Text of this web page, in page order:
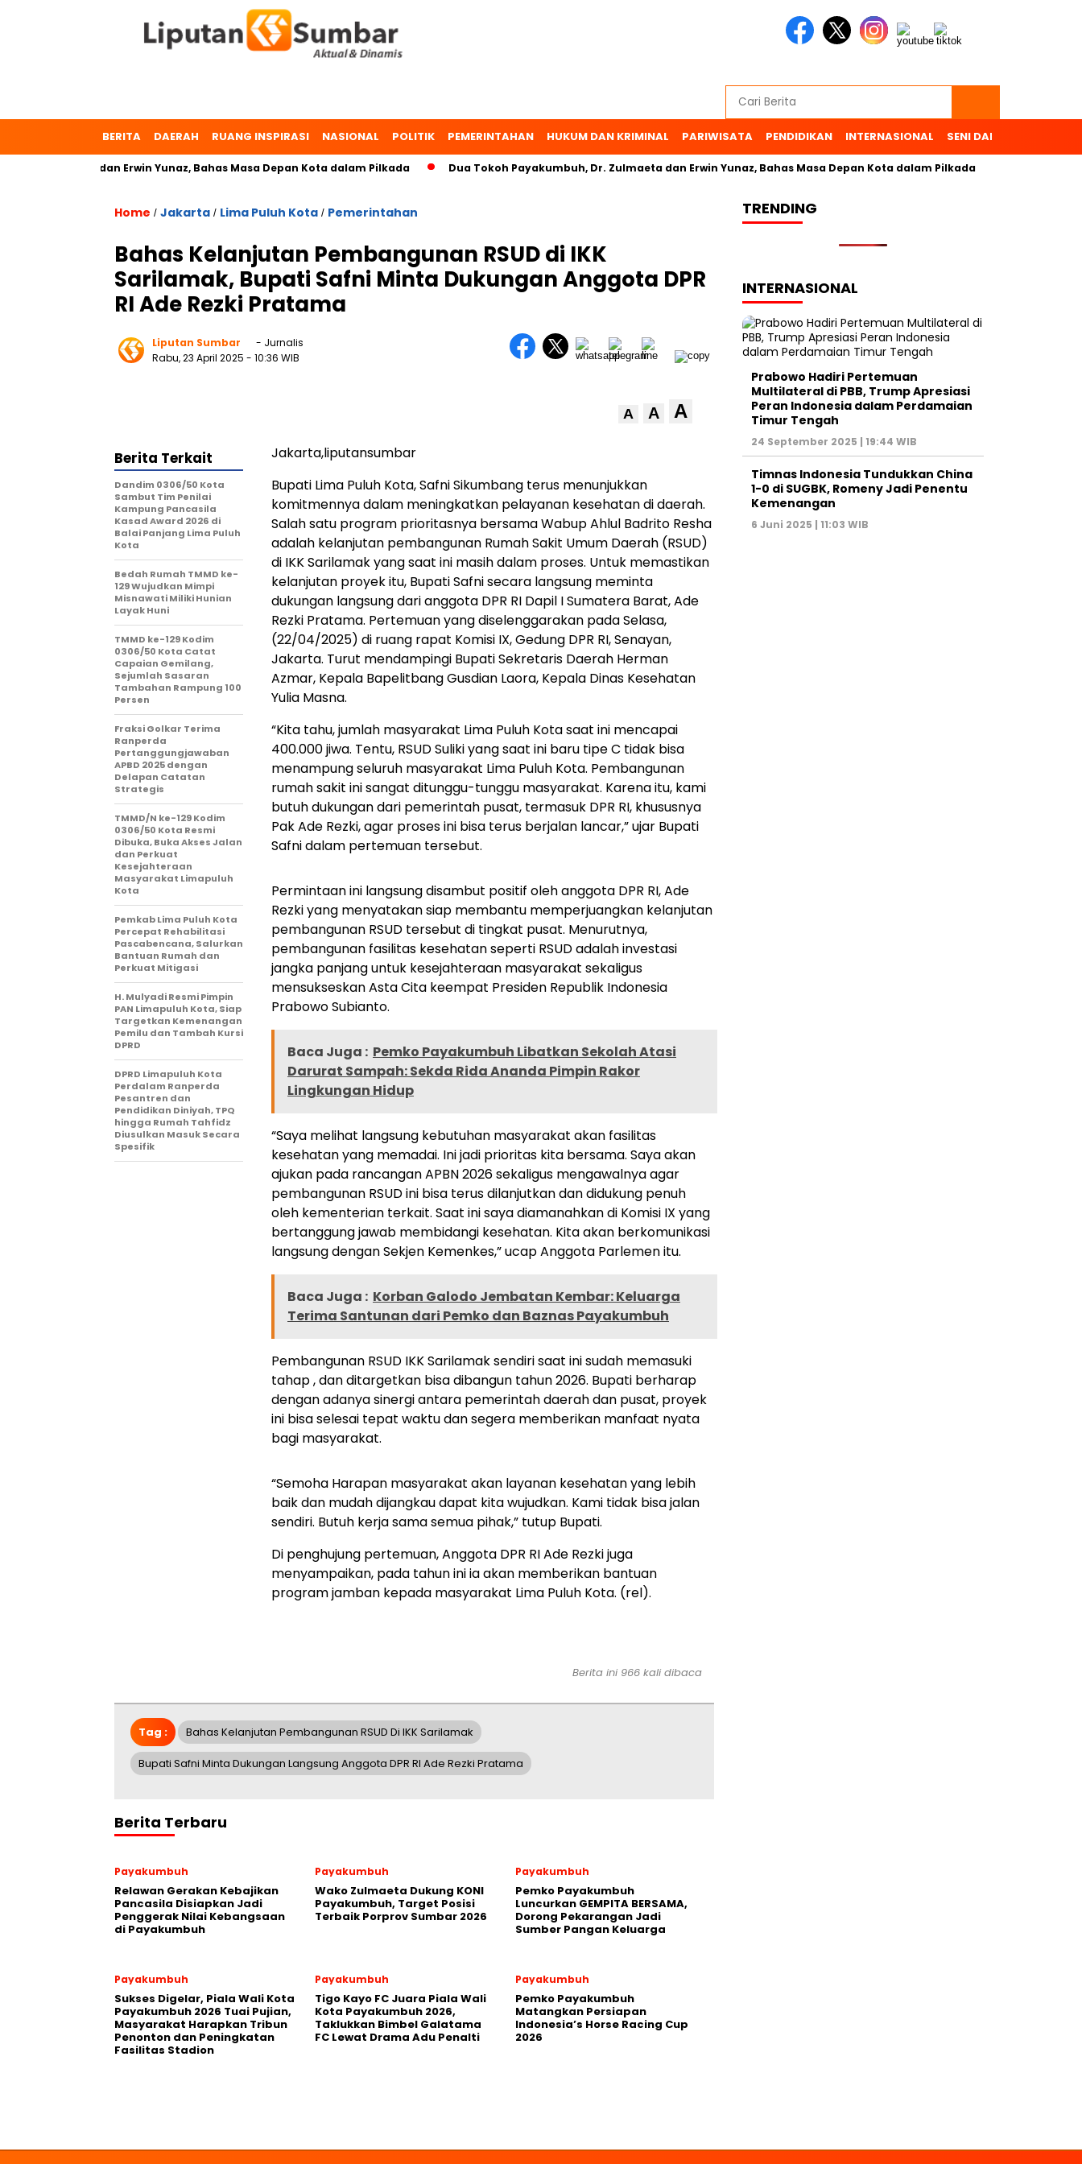
BERITA DAERAH RUANG INSPIRASI NASIONAL POLITIK PEMERINTAHAN HUKUM DAN KRIMINAL PARIWISATA PENDIDIKAN INTERNASIONAL SENI DAN BUDAYA
Zulmaeta dan Erwin Yunaz, Bahas Masa Depan Kota dalam Pilkada Dua Tokoh Payakumbuh, Dr. Zulmaeta dan Erwin Yunaz, Bahas Masa Depan Kota dalam Pilkada
Home / Jakarta / Lima Puluh Kota / Pemerintahan
Bahas Kelanjutan Pembangunan RSUD di IKK
Sarilamak, Bupati Safni Minta Dukungan Anggota DPR
RI Ade Rezki Pratama
Liputan Sumbar
- Jurnalis
Rabu, 23 April 2025 - 10:36 WIB
A A A
Jakarta,liputansumbar
Bupati Lima Puluh Kota, Safni Sikumbang terus menunjukkan
komitmennya dalam meningkatkan pelayanan kesehatan di daerah.
Salah satu program prioritasnya bersama Wabup Ahlul Badrito Resha
adalah kelanjutan pembangunan Rumah Sakit Umum Daerah (RSUD)
di IKK Sarilamak yang saat ini masih dalam proses. Untuk memastikan
kelanjutan proyek itu, Bupati Safni secara langsung meminta
dukungan langsung dari anggota DPR RI Dapil I Sumatera Barat, Ade
Rezki Pratama. Pertemuan yang diselenggarakan pada Selasa,
(22/04/2025) di ruang rapat Komisi IX, Gedung DPR RI, Senayan,
Jakarta. Turut mendampingi Bupati Sekretaris Daerah Herman
Azmar, Kepala Bapelitbang Gusdian Laora, Kepala Dinas Kesehatan
Yulia Masna.
“Kita tahu, jumlah masyarakat Lima Puluh Kota saat ini mencapai
400.000 jiwa. Tentu, RSUD Suliki yang saat ini baru tipe C tidak bisa
menampung seluruh masyarakat Lima Puluh Kota. Pembangunan
rumah sakit ini sangat ditunggu-tunggu masyarakat. Karena itu, kami
butuh dukungan dari pemerintah pusat, termasuk DPR RI, khususnya
Pak Ade Rezki, agar proses ini bisa terus berjalan lancar,” ujar Bupati
Safni dalam pertemuan tersebut.
Permintaan ini langsung disambut positif oleh anggota DPR RI, Ade
Rezki yang menyatakan siap membantu memperjuangkan kelanjutan
pembangunan RSUD tersebut di tingkat pusat. Menurutnya,
pembangunan fasilitas kesehatan seperti RSUD adalah investasi
jangka panjang untuk kesejahteraan masyarakat sekaligus
mensukseskan Asta Cita keempat Presiden Republik Indonesia
Prabowo Subianto.
Baca Juga : Pemko Payakumbuh Libatkan Sekolah Atasi
Darurat Sampah: Sekda Rida Ananda Pimpin Rakor
Lingkungan Hidup
“Saya melihat langsung kebutuhan masyarakat akan fasilitas
kesehatan yang memadai. Ini jadi prioritas kita bersama. Saya akan
ajukan pada rancangan APBN 2026 sekaligus mengawalnya agar
pembangunan RSUD ini bisa terus dilanjutkan dan didukung penuh
oleh kementerian terkait. Saat ini saya diamanahkan di Komisi IX yang
bertanggung jawab membidangi kesehatan. Kita akan berkomunikasi
langsung dengan Sekjen Kemenkes,” ucap Anggota Parlemen itu.
Baca Juga : Korban Galodo Jembatan Kembar: Keluarga
Terima Santunan dari Pemko dan Baznas Payakumbuh
Pembangunan RSUD IKK Sarilamak sendiri saat ini sudah memasuki
tahap , dan ditargetkan bisa dibangun tahun 2026. Bupati berharap
dengan adanya sinergi antara pemerintah daerah dan pusat, proyek
ini bisa selesai tepat waktu dan segera memberikan manfaat nyata
bagi masyarakat.
“Semoha Harapan masyarakat akan layanan kesehatan yang lebih
baik dan mudah dijangkau dapat kita wujudkan. Kami tidak bisa jalan
sendiri. Butuh kerja sama semua pihak,” tutup Bupati.
Di penghujung pertemuan, Anggota DPR RI Ade Rezki juga
menyampaikan, pada tahun ini ia akan memberikan bantuan
program jamban kepada masyarakat Lima Puluh Kota. (rel).
Berita Terkait
Dandim 0306/50 Kota
Sambut Tim Penilai
Kampung Pancasila
Kasad Award 2026 di
Balai Panjang Lima Puluh
Kota
Bedah Rumah TMMD ke-
129 Wujudkan Mimpi
Misnawati Miliki Hunian
Layak Huni
TMMD ke-129 Kodim
0306/50 Kota Catat
Capaian Gemilang,
Sejumlah Sasaran
Tambahan Rampung 100
Persen
Fraksi Golkar Terima
Ranperda
Pertanggungjawaban
APBD 2025 dengan
Delapan Catatan
Strategis
TMMD/N ke-129 Kodim
0306/50 Kota Resmi
Dibuka, Buka Akses Jalan
dan Perkuat
Kesejahteraan
Masyarakat Limapuluh
Kota
Pemkab Lima Puluh Kota
Percepat Rehabilitasi
Pascabencana, Salurkan
Bantuan Rumah dan
Perkuat Mitigasi
H. Mulyadi Resmi Pimpin
PAN Limapuluh Kota, Siap
Targetkan Kemenangan
Pemilu dan Tambah Kursi
DPRD
DPRD Limapuluh Kota
Perdalam Ranperda
Pesantren dan
Pendidikan Diniyah, TPQ
hingga Rumah Tahfidz
Diusulkan Masuk Secara
Spesifik
Berita ini 966 kali dibaca
Tag : Bahas Kelanjutan Pembangunan RSUD Di IKK Sarilamak
Bupati Safni Minta Dukungan Langsung Anggota DPR RI Ade Rezki Pratama
Berita Terbaru
Payakumbuh
Relawan Gerakan Kebajikan
Pancasila Disiapkan Jadi
Penggerak Nilai Kebangsaan
di Payakumbuh
Payakumbuh
Wako Zulmaeta Dukung KONI
Payakumbuh, Target Posisi
Terbaik Porprov Sumbar 2026
Payakumbuh
Pemko Payakumbuh
Luncurkan GEMPITA BERSAMA,
Dorong Pekarangan Jadi
Sumber Pangan Keluarga
Payakumbuh
Sukses Digelar, Piala Wali Kota
Payakumbuh 2026 Tuai Pujian,
Masyarakat Harapkan Tribun
Penonton dan Peningkatan
Fasilitas Stadion
Payakumbuh
Tigo Kayo FC Juara Piala Wali
Kota Payakumbuh 2026,
Taklukkan Bimbel Galatama
FC Lewat Drama Adu Penalti
Payakumbuh
Pemko Payakumbuh
Matangkan Persiapan
Indonesia’s Horse Racing Cup
2026
TRENDING
INTERNASIONAL
Prabowo Hadiri Pertemuan
Multilateral di PBB, Trump Apresiasi
Peran Indonesia dalam Perdamaian
Timur Tengah
24 September 2025 | 19:44 WIB
Timnas Indonesia Tundukkan China
1-0 di SUGBK, Romeny Jadi Penentu
Kemenangan
6 Juni 2025 | 11:03 WIB